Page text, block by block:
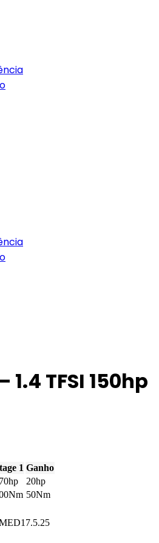
1.4 TFSI 150hp
1 Ganho
20hp
50Nm